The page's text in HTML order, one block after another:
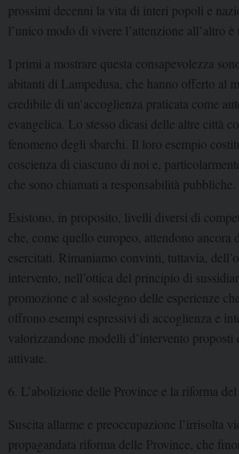
prossimi decenni la vita di interi popoli e
l’unico modo di vivere l’attenzione all’altro è
I primi a mostrare questa consapevolezza
abitanti di Lampedusa, che hanno offerto al
credibile di un’accoglienza praticata come
evangelica. Lo stesso dicasi delle altre città
fenomeno degli sbarchi. Il loro esempio
coscienza di ciascuno di noi e,
che sono chiamati a responsabilità pubbliche.
Esistono, in proposito, livelli diversi di
che, come quello europeo, attendono ancora
esercitati. Rimaniamo convinti, tuttavia,
intervento, nell’ottica del principio di
promozione e al sostegno delle esperienze
offrono esempi espressivi di accoglienza e
valorizzandone modelli d’intervento proposti
attivate.
6. L’abolizione delle Province e la riforma
Suscita allarme e preoccupazione l’irrisolta
propagandata riforma delle Province, che